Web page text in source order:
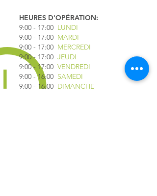
HEURES D'OPÉRATION:
9:00 - 17:00 LUNDI
9:00 - 17:00 MARDI
9:00 - 17:00 MERCREDI
9:00 - 17:00 JEUDI
9:00 - 17:00 VENDREDI
9:00 - 16:00 SAMEDI
9:00 - 16:00 DIMANCHE